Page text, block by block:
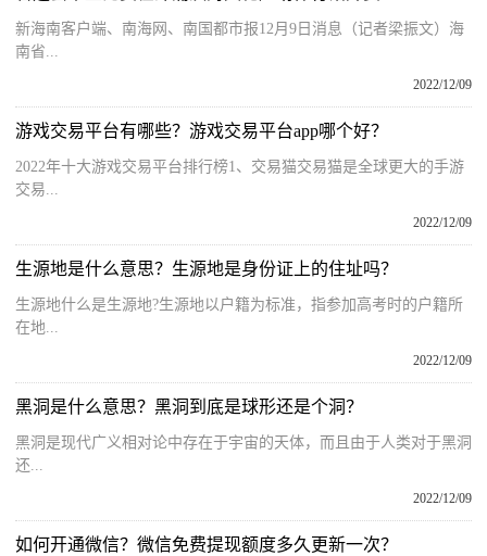
新海南客户端、南海网、南国都市报12月9日消息（记者梁振文）海
南省...
2022/12/09
游戏交易平台有哪些？游戏交易平台app哪个好？
2022年十大游戏交易平台排行榜1、交易猫交易猫是全球更大的手游
交易...
2022/12/09
生源地是什么意思？生源地是身份证上的住址吗？
生源地什么是生源地?生源地以户籍为标准，指参加高考时的户籍所
在地...
2022/12/09
黑洞是什么意思？黑洞到底是球形还是个洞？
黑洞是现代广义相对论中存在于宇宙的天体，而且由于人类对于黑洞
还...
2022/12/09
如何开通微信？微信免费提现额度多久更新一次？